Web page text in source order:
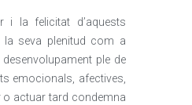
la felicitat d’aquests
seva plenitud com a
ple de
emocionals, afectives,
o actuar tard condemna